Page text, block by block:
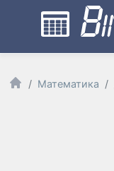
Математика